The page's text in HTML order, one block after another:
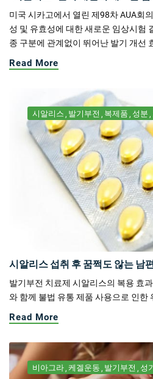
미국 시카고에서 열린 제98차 AUA회
성 및 유효성에 대한 새로운 임상시험
종 구분에 관계없이 뛰어난 발기 개선
Read More
시알리스 발기부전 복제품 성분
시알리스 섭취 후 꿈쩍도 않는 남
발기부전 치료제 시알리스의 복용 효
와 함께 불법 유통 제품 사용으로 인한
Read More
비아그라 케겔운동 발기부전 성